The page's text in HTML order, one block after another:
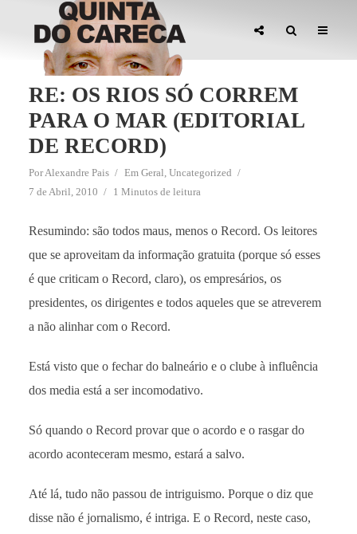
RE: OS RIOS SÓ CORREM
PARA O MAR (EDITORIAL
DE RECORD)
PorAlexandre Pais Em Geral, Uncategorized
7 de Abril, 2010
1 Minutos de leitura
Resumindo: são todos maus, menos o Record. Os leitores
que se aproveitam da informação gratuita (porque só esses
é que criticam o Record, claro), os empresários, os
presidentes, os dirigentes e todos aqueles que se atreverem
a não alinhar com o Record.
Está visto que o fechar do balneário e o clube à influência
dos media está a ser incomodativo.
Só quando o Record provar que o acordo e o rasgar do
acordo aconteceram mesmo, estará a salvo.
Até lá, tudo não passou de intriguismo. Porque o diz que
disse não é jornalismo, é intriga. E o Record, neste caso,